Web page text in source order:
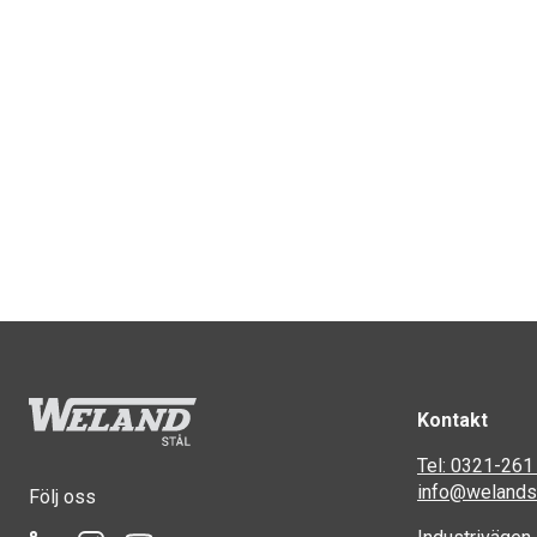
Följ oss
Kontakt
Tel: 0321-261